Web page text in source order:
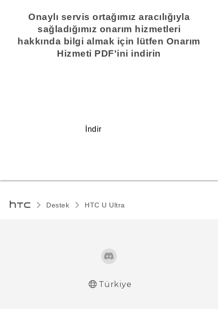
Onaylı servis ortağımız aracılığıyla
sağladığımız onarım hizmetleri
hakkında bilgi almak için lütfen Onarım
Hizmeti PDF'ini indirin
İndir
Destek HTC U Ultra‎
Türkiye